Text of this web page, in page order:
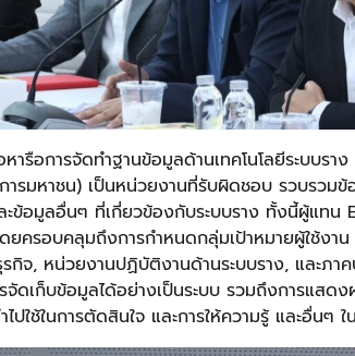
ารือการจัดทำฐานข้อมูลด้านเทคโนโลยีระบบร
การมหาชน) เป็นหน่วยงานที่รับผิดชอบ รวบรวม
ข้อมูลอื่นๆ ที่เกี่ยวข้องกับระบบราง ทั้งนี้ผู้แทน
ครอบคลุมถึงการกำหนดกลุ่มเป้าหมายผู้ใช้งาน
จ, หน่วยงานปฏิบัติงานด้านระบบราง, และภา
จัดเก็บข้อมูลได้อย่างเป็นระบบ รวมถึงการแส
ปใช้ในการตัดสินใจ และการให้ความรู้ และอื่นๆ